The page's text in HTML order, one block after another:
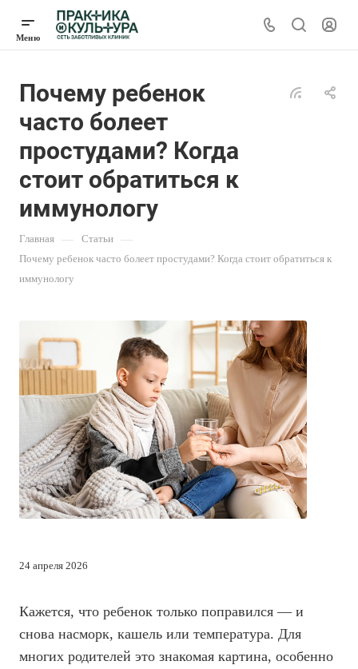
Почему ребенок
часто болеет
простудами? Когда
стоит обратиться к
иммунологу
Главная — Статьи —
Почему ребенок часто болеет простудами? Когда стоит обратиться к
иммунологу
24 апреля 2026
Кажется, что ребенок только поправился — и
снова насморк, кашель или температура. Для
многих родителей это знакомая картина, особенно